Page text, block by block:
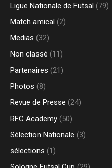
Ligue Nationale de Futsal (79)
Match amical (2)
Medias (32)
Non classé (11)
Partenaires (21)
Photos (8)
Revue de Presse (24)
RFC Academy (50)
Sélection Nationale (3)
sélections (1)